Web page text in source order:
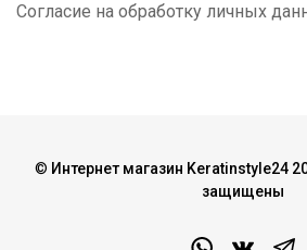
Согласие на обработку личных
© Интернет магазин Keratinstyle24
защищены